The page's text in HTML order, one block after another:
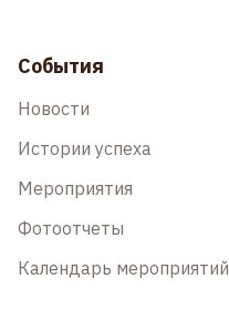
События
Новости
Истории успеха
Мероприятия
Фотоотчеты
Календарь мероприятий